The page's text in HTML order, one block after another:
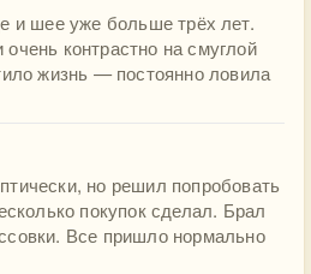
и шее уже больше трёх лет.
контрастно на смуглой
жизнь — постоянно ловила
но решил попробовать
покупок сделал. Брал
Все пришло нормально